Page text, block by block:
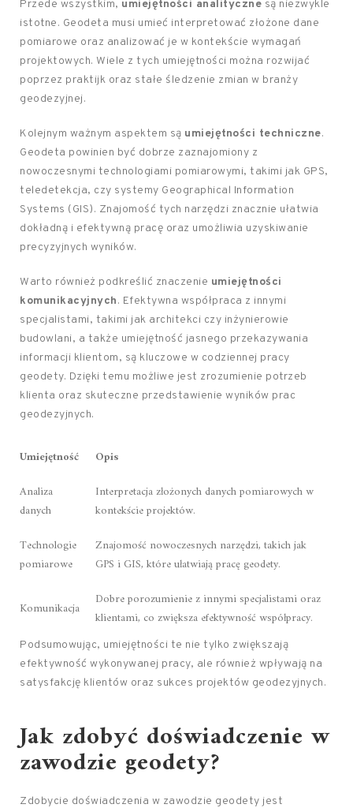
Przede wszystkim, umiejętności analityczne są niezwykle
istotne. Geodeta musi umieć interpretować złożone dane
pomiarowe oraz analizować je w kontekście wymagań
projektowych. Wiele z tych umiejętności można rozwijać
poprzez praktijk oraz stałe śledzenie zmian w branży
geodezyjnej.
Kolejnym ważnym aspektem są umiejętności techniczne.
Geodeta powinien być dobrze zaznajomiony z
nowoczesnymi technologiami pomiarowymi, takimi jak GPS,
teledetekcja, czy systemy Geographical Information
Systems (GIS). Znajomość tych narzędzi znacznie ułatwia
dokładną i efektywną pracę oraz umożliwia uzyskiwanie
precyzyjnych wyników.
Warto również podkreślić znaczenie umiejętności
komunikacyjnych. Efektywna współpraca z innymi
specjalistami, takimi jak architekci czy inżynierowie
budowlani, a także umiejętność jasnego przekazywania
informacji klientom, są kluczowe w codziennej pracy
geodety. Dzięki temu możliwe jest zrozumienie potrzeb
klienta oraz skuteczne przedstawienie wyników prac
geodezyjnych.
Umiejętność
Opis
Analiza
danych
Interpretacja złożonych danych pomiarowych w
kontekście projektów.
Technologie
pomiarowe
Znajomość nowoczesnych narzędzi, takich jak
GPS i GIS, które ułatwiają pracę geodety.
Komunikacja
Dobre porozumienie z innymi specjalistami oraz
klientami, co zwiększa efektywność współpracy.
Podsumowując, umiejętności te nie tylko zwiększają
efektywność wykonywanej pracy, ale również wpływają na
satysfakcję klientów oraz sukces projektów geodezyjnych.
Jak zdobyć doświadczenie w
zawodzie geodety?
Zdobycie doświadczenia w zawodzie geodety jest